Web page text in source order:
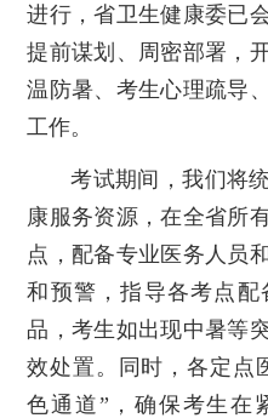
进行，省卫生健康委已
提前谋划、周密部署，
温防暑、考生心理疏导
工作。
考试期间，我们将
康服务资源，在全省所
点，配备专业医务人员
和预警，指导各考点
品，考生如出现中暑等
效处置。同时，各定点
色通道”，确保考生在